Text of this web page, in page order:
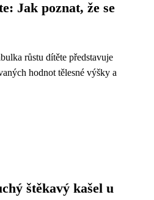
Jak poznat, že se
růstu dítěte představuje
hodnot tělesné výšky a
štěkavý kašel u